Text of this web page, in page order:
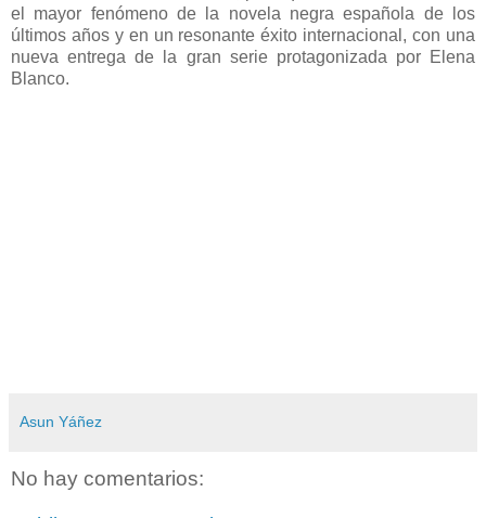
el mayor fenómeno de la novela negra española de los
últimos años y en un resonante éxito internacional, con una
nueva entrega de la gran serie protagonizada por Elena
Blanco.
Asun Yáñez
No hay comentarios: